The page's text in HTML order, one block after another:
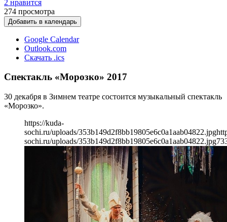
2 нравится
274 просмотра
Добавить в календарь
Google Calendar
Outlook.com
Скачать .ics
Спектакль «Морозко» 2017
30 декабря в Зимнем театре состоится музыкальный спектакль
«Морозко».
https://kuda-
sochi.ru/uploads/353b149d2f8bb19805e6c0a1aab04822.jpg
sochi.ru/uploads/353b149d2f8bb19805e6c0a1aab04822.jpg